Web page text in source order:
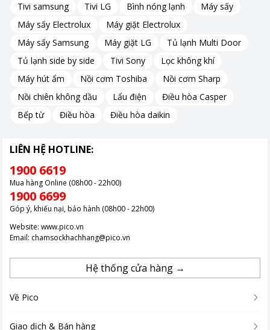
Tivi samsung Tivi LG Bình nóng lạnh
Máy sấy
Máy sấy Electrolux
Máy giặt Electrolux
Máy sấy Samsung
Máy giặt LG
Tủ lạnh Multi Door
Tủ lạnh side by side
Tivi Sony
Lọc không khí
Máy hút ẩm
Nồi cơm Toshiba
Nồi cơm Sharp
Nồi chiên không dầu
Lẩu điện
Điều hòa Casper
Bếp từ
Điều hòa Điều hòa daikin
LIÊN HỆ HOTLINE:
1900 6619
Mua hàng Online (08h00 - 22h00)
1900 6699
Góp ý, khiếu nại, bảo hành (08h00 - 22h00)
Website: www.pico.vn
Email: chamsockhachhang@pico.vn
Hệ thống cửa hàng →
Về Pico
Giao dịch & Bán hàng